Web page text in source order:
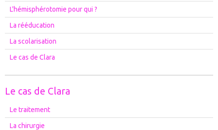
L'hémisphérotomie pour qui ?
La rééducation
La scolarisation
Le cas de Clara
Le cas de Clara
Le traitement
La chirurgie